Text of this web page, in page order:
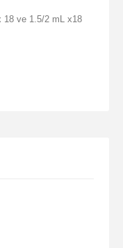
18 ve 1.5/2 mL x18